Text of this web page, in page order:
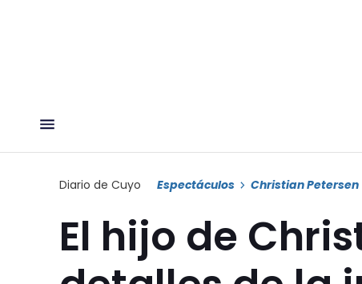
Diario de Cuyo Espectáculos Christian Petersen
El hijo de